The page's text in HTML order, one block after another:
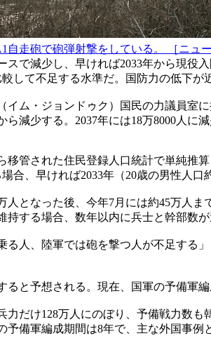
走砲で砲弾射撃をしている。 ［ニュー
スで減少し、早ければ2033年から現役
して不足する水準だ。国防力の低下が
ム・ジョンドゥク）国民の力議員室
ら減少する。2037年には18万8000人に
移管された住民登録人口統計で単純推
合、早ければ2033年（20歳の男性人
人となった後、今年7月には約45万人
持する場合、数年以内に兵士と幹部数が
る人、陸軍では砲を撃つ人が不足する
と予想される。現在、国軍の予備軍
力だけ128万人にのぼり、予備戦力数
備軍編成期間は8年で、主な外国事例